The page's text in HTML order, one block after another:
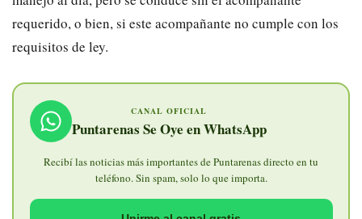
requerido, o bien, si este acompañante no cumple con los
requisitos de ley.
CANAL OFICIAL
Puntarenas Se Oye en WhatsApp
Recibí las noticias más importantes de Puntarenas directo en tu
teléfono. Sin spam, solo lo que importa.